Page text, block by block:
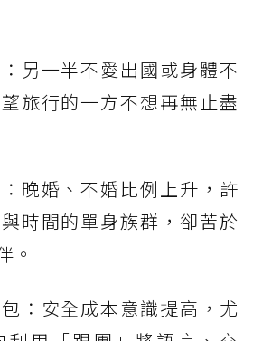
另一半不愛出國或身體不
旅行的一方不想再無止盡
晚婚、不婚比例上升，許
時間的單身族群，卻苦於
。
：安全成本意識提高，尤